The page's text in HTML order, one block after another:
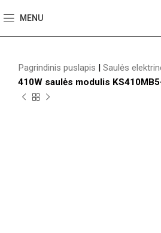
MENU
Pagrindinis puslapis | Saulės
410W saulės modulis